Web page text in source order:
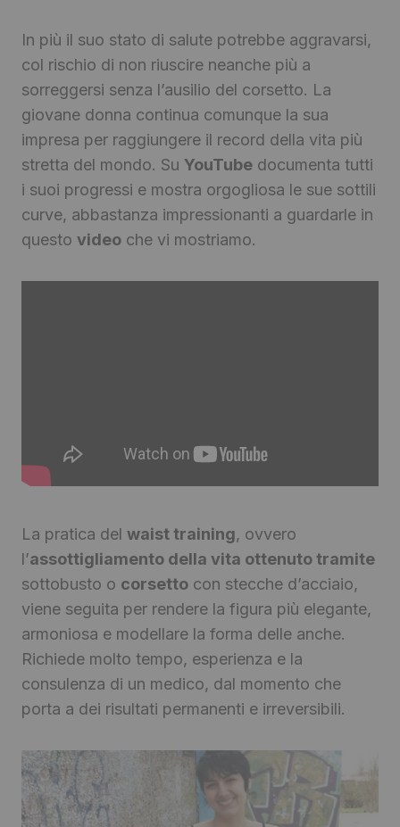
In più il suo stato di salute potrebbe aggravarsi,
col rischio di non riuscire neanche più a
sorreggersi senza l’ausilio del corsetto. La
giovane donna continua comunque la sua
impresa per raggiungere il record della vita più
stretta del mondo. Su YouTube documenta tutti
i suoi progressi e mostra orgogliosa le sue sottili
curve, abbastanza impressionanti a guardarle in
questo video che vi mostriamo.
La pratica del waist training, ovvero
l’assottigliamento della vita ottenuto tramite
sottobusto o corsetto con stecche d’acciaio,
viene seguita per rendere la figura più elegante,
armoniosa e modellare la forma delle anche.
Richiede molto tempo, esperienza e la
consulenza di un medico, dal momento che
porta a dei risultati permanenti e irreversibili.